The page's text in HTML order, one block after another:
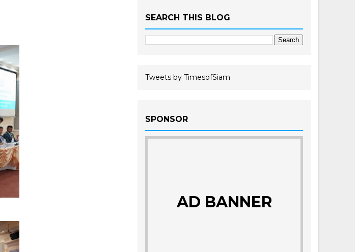
SEARCH THIS BLOG
Tweets by TimesofSiam
SPONSOR
AD BANNER